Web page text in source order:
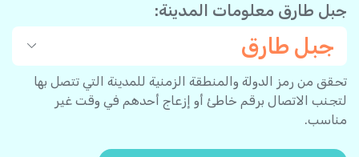
جبل طارق معلومات المدينة:
جبل طارق
تحقق من رمز الدولة والمنطقة الزمنية للمدينة التي تتصل بها
لتجنب الاتصال برقم خاطئ أو إزعاج أحدهم في وقت غير
مناسب.